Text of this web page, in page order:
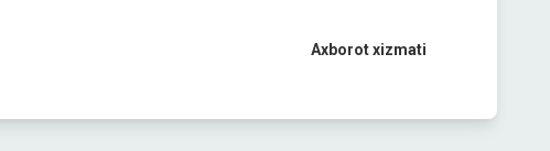
Axborot xizmati